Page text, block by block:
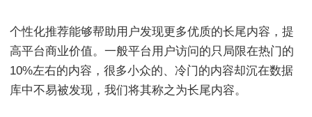
个性化推荐能够帮助用户发现更多优质的长尾内容，提
高平台商业价值。一般平台用户访问的只局限在热门的
10%左右的内容，很多小众的、冷门的内容却沉在数据
库中不易被发现，我们将其称之为长尾内容。